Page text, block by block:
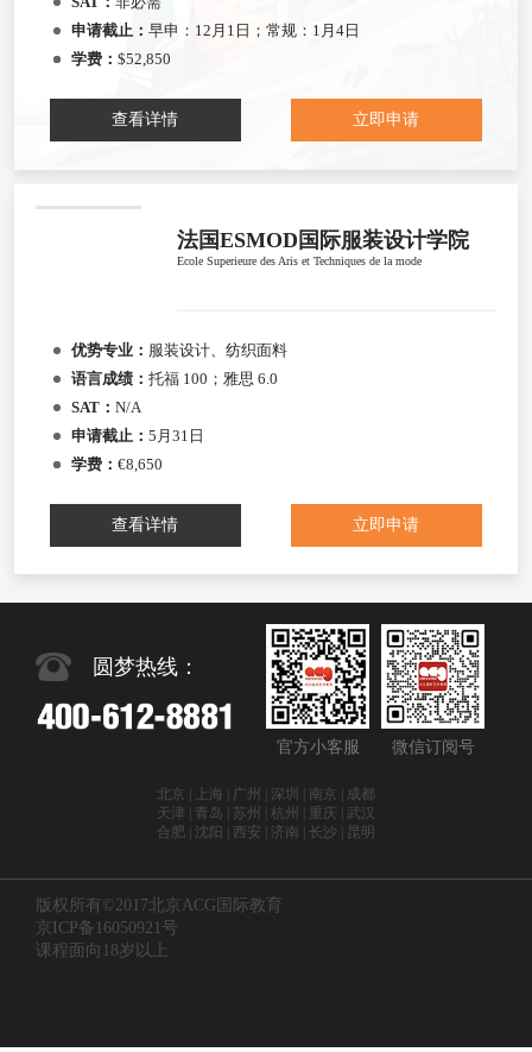
申请截止： 早申：12月1日；常规：1月4日
学费： $52,850
查看详情 立即申请
法国ESMOD国际服装设计学院
Ecole Superieure des Aris et Techniques de la mode
优势专业： 服装设计、纺织面料
语言成绩： 托福 100；雅思 6.0
SAT： N/A
申请截止： 5月31日
学费： €8,650
查看详情 立即申请
圆梦热线：
官方小客服 微信订阅号
北京 | 上海 | 广州 | 深圳 | 南京 | 成都
天津 | 青岛 | 苏州 | 杭州 | 重庆 | 武汉
合肥 | 沈阳 | 西安 | 济南 | 长沙 | 昆明
版权所有©2017北京ACG国际教育
京ICP备16050921号
课程面向18岁以上